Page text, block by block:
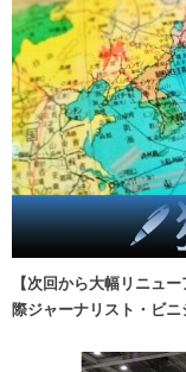
【次回から大幅リニュ
際ジャーナリスト・ビニ